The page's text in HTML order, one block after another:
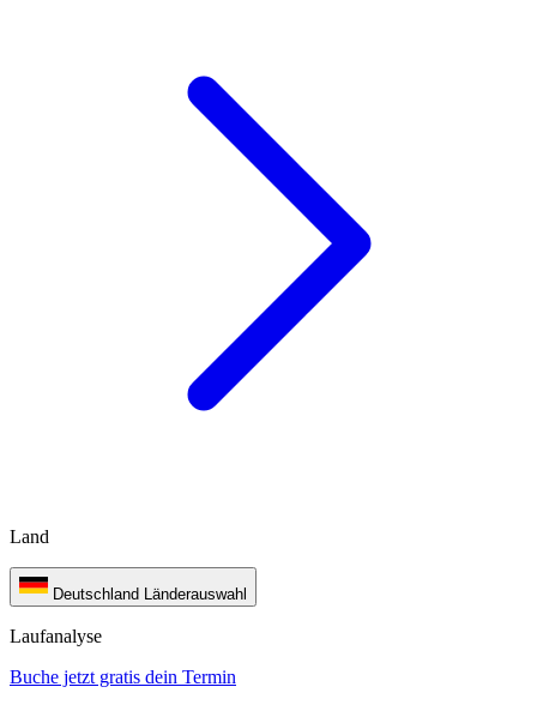
Land
Deutschland Länderauswahl
Laufanalyse
Buche jetzt gratis dein Termin